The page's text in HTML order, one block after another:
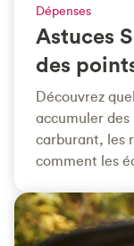
Dépenses
Astuces
des
Découvrez
accumuler des
carburant, les
comment les